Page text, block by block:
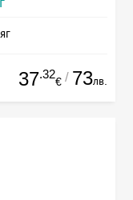
37.32
€ / 73лв.